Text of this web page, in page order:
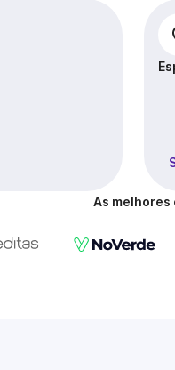
As melhores